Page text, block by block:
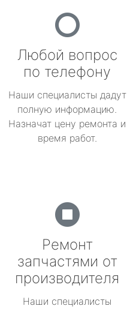
Любой вопрос
по телефону
Наши специалисты дадут
полную информацию.
Назначат цену ремонта и
время работ.
Ремонт
запчастями от
производителя
Наши специалисты